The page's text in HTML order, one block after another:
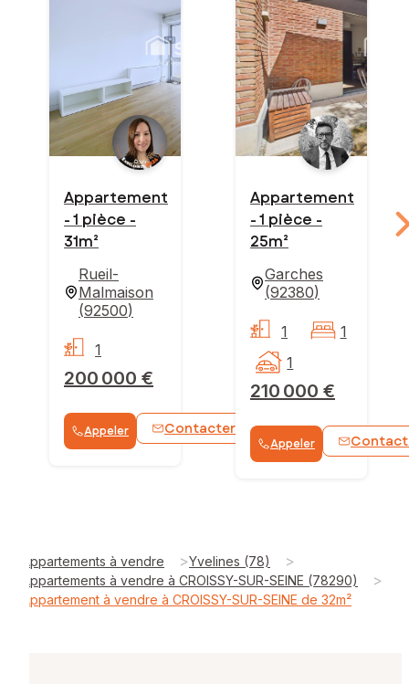
Appartement
- 1 pièce -
31m²
Rueil-
Malmaison
(92500)
200 000 €
1
Appeler Contacter WhatsApp
Appartement
- 1 pièce -
25m²
Garches
(92380)
210 000 €
1
1
1
Appeler
Appartements à vendre >Yvelines (78) >
Appartements à vendre à CROISSY-SUR-SEINE (78290) >
Appartement à vendre à CROISSY-SUR-SEINE de 32m²